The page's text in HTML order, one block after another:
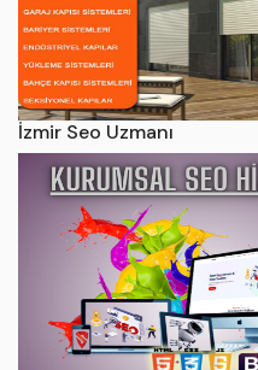
İzmir Seo Uzmanı